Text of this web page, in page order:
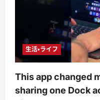
生活・ライフ
This app changed
sharing one Dock